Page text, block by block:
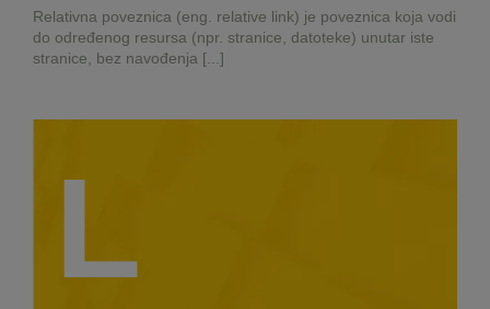
Relativna poveznica (eng. relative link) je poveznica koja vodi
do određenog resursa (npr. stranice, datoteke) unutar iste
stranice, bez navođenja [...]
L